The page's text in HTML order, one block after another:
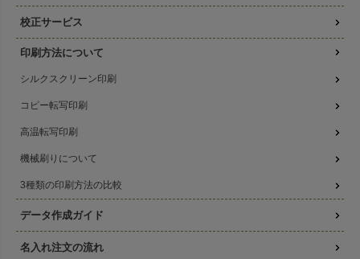
校正サービス
印刷方法について
シルクスクリーン印刷
コピー転写印刷
高温転写印刷
機械刷りについて
3種類の印刷方法の比較
データ作成ガイド
名入れ注文の流れ